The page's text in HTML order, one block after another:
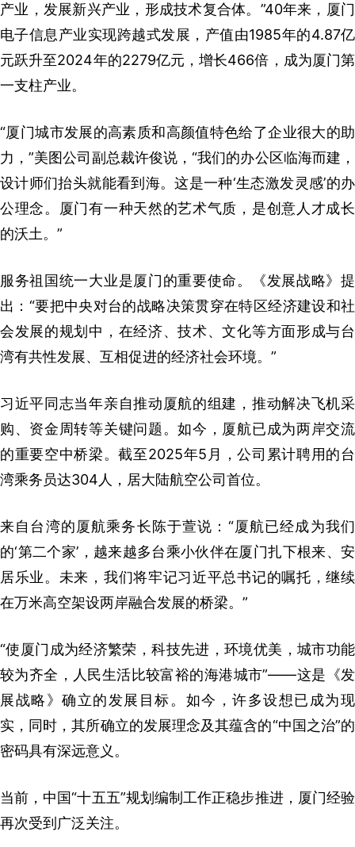
产业，发展新兴产业，形成技术复合体。”40年来，厦门
电子信息产业实现跨越式发展，产值由1985年的4.87亿
元跃升至2024年的2279亿元，增长466倍，成为厦门第
一支柱产业。
“厦门城市发展的高素质和高颜值特色给了企业很大的助
力，”美图公司副总裁许俊说，“我们的办公区临海而建，
设计师们抬头就能看到海。这是一种‘生态激发灵感’的办
公理念。厦门有一种天然的艺术气质，是创意人才成长
的沃土。”
服务祖国统一大业是厦门的重要使命。《发展战略》提
出：“要把中央对台的战略决策贯穿在特区经济建设和社
会发展的规划中，在经济、技术、文化等方面形成与台
湾有共性发展、互相促进的经济社会环境。”
习近平同志当年亲自推动厦航的组建，推动解决飞机采
购、资金周转等关键问题。如今，厦航已成为两岸交流
的重要空中桥梁。截至2025年5月，公司累计聘用的台
湾乘务员达304人，居大陆航空公司首位。
来自台湾的厦航乘务长陈于萱说：“厦航已经成为我们
的‘第二个家’，越来越多台乘小伙伴在厦门扎下根来、安
居乐业。未来，我们将牢记习近平总书记的嘱托，继续
在万米高空架设两岸融合发展的桥梁。”
“使厦门成为经济繁荣，科技先进，环境优美，城市功能
较为齐全，人民生活比较富裕的海港城市”——这是《发
展战略》确立的发展目标。如今，许多设想已成为现
实，同时，其所确立的发展理念及其蕴含的“中国之治”的
密码具有深远意义。
当前，中国“十五五”规划编制工作正稳步推进，厦门经验
再次受到广泛关注。